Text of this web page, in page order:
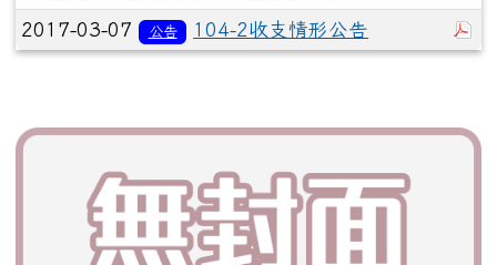
2017-03-07 公告 104-2收支情形公告